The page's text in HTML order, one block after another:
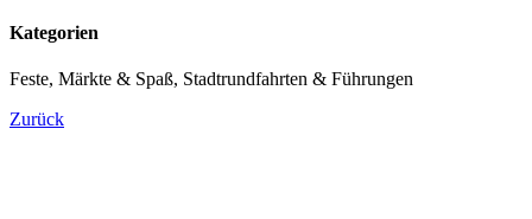
Kategorien
Feste, Märkte & Spaß, Stadtrundfahrten & Führungen
Zurück